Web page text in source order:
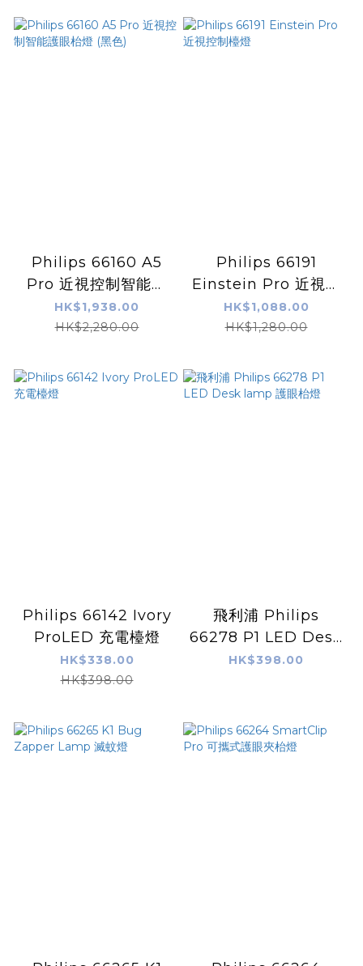
Philips 66160 A5
Pro 近視控制智能護
眼枱燈 (黑色)
HK$1,938.00
HK$2,280.00
Philips 66191
Einstein Pro 近視控
制檯燈
HK$1,088.00
HK$1,280.00
Philips 66142 Ivory
ProLED 充電檯燈
HK$338.00
HK$398.00
飛利浦 Philips
66278 P1 LED Desk
lamp 護眼枱燈
HK$398.00